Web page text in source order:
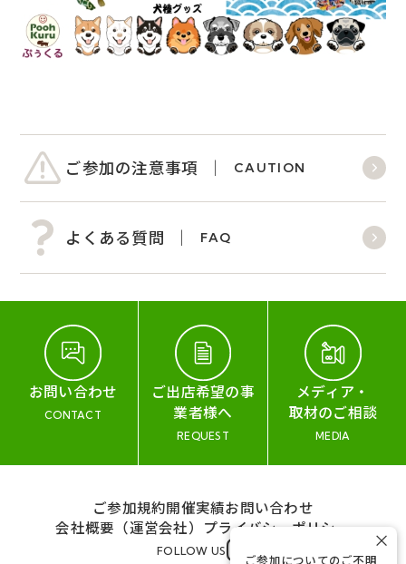
ご参加の注意事項 CAUTION
よくある質問 FAQ
お問い合わせ
CONTACT
ご出店希望の事
業者様へ
REQUEST
メディア・
取材のご相談
MEDIA
ご参加規約開催実績お問い合わせ
会社概要（運営会社） プライバシーポリシー
FOLLOW US
ご参加についてのご不明
×